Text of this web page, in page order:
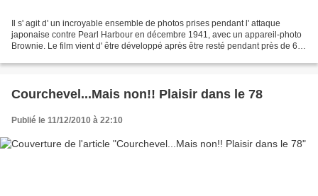
Il s' agit d' un incroyable ensemble de photos prises pendant l' attaque
japonaise contre Pearl Harbour en décembre 1941, avec un appareil-photo
Brownie. Le film vient d' être développé après être resté pendant près de 68
Courchevel...Mais non!! Plaisir dans le 78
Publié le 11/12/2010 à 22:10